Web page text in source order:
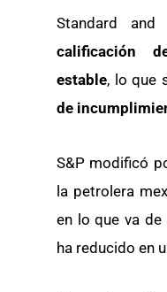
Standard and
calificación
estable, lo que
de
S&P modificó
la petrolera
en lo que va
ha reducido en